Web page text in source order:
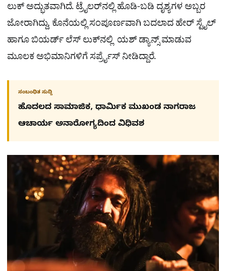
ಲುಕ್ ಅದ್ಭುತವಾಗಿದೆ. ಟ್ರೈಲರ್‌ನಲ್ಲಿ ಹೊಡಿ-ಬಡಿ ದೃಶ್ಯಗಳ ಅಬ್ಬರ
ಜೋರಾಗಿದ್ದು, ಕೊನೆಯಲ್ಲಿ ಸಂಪೂರ್ಣವಾಗಿ ಬದಲಾದ ಹೇರ್ ಸ್ಟೈಲ್
ಹಾಗೂ ಬಿಯರ್ಡ್ ಲೆಸ್​​ ಲುಕ್​ನಲ್ಲಿ ಯಶ್ ಡ್ಯಾನ್ಸ್ ಮಾಡುವ
ಮೂಲಕ ಅಭಿಮಾನಿಗಳಿಗೆ ಸರ್ಪ್ರೈಸ್ ನೀಡಿದ್ದಾರೆ.
ಸಂಬಂಧಿತ ಸುದ್ದಿ
ಹೊದಲದ ಸಾಮಾಜಿಕ, ಧಾರ್ಮಿಕ ಮುಖಂಡ ನಾಗರಾಜ
ಆಚಾರ್ಯ ಅನಾರೋಗ್ಯದಿಂದ ವಿಧಿವಶ